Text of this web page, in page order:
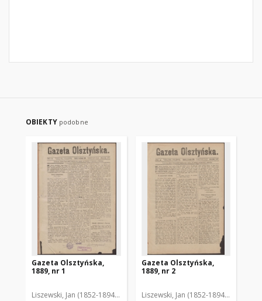
OBIEKTY podobne
Gazeta Olsztyńska,
1889, nr 1
Liszewski, Jan (1852-1894). Red.
Gazeta Olsztyńska,
1889, nr 2
Liszewski, Jan (1852-1894). Red.